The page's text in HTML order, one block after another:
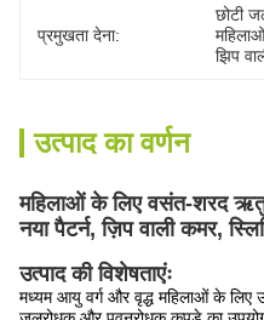
प्रमुखता देना:
छोटी
झिप
उत्पाद का वर्णन
महिलाओं के लिए वसंत-शरद
नया पैटर्न, ज़िप वाली कमर,
उत्पाद की विशेषताएंः
मध्यम आयु वर्ग और वृद्ध महिलाओं के